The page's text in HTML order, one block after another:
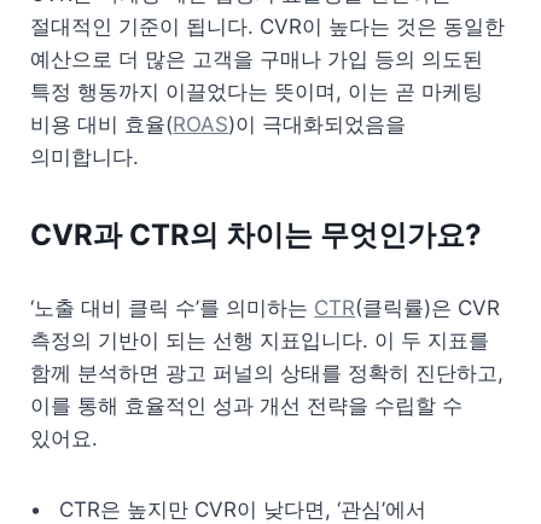
절대적인 기준이 됩니다. CVR이 높다는 것은 동일한
예산으로 더 많은 고객을 구매나 가입 등의 의도된
특정 행동까지 이끌었다는 뜻이며, 이는 곧 마케팅
비용 대비 효율(ROAS)이 극대화되었음을
의미합니다.
CVR과 CTR의 차이는 무엇인가요?
‘노출 대비 클릭 수’를 의미하는 CTR(클릭률)은 CVR
측정의 기반이 되는 선행 지표입니다. 이 두 지표를
함께 분석하면 광고 퍼널의 상태를 정확히 진단하고,
이를 통해 효율적인 성과 개선 전략을 수립할 수
있어요.
CTR은 높지만 CVR이 낮다면, ‘관심’에서